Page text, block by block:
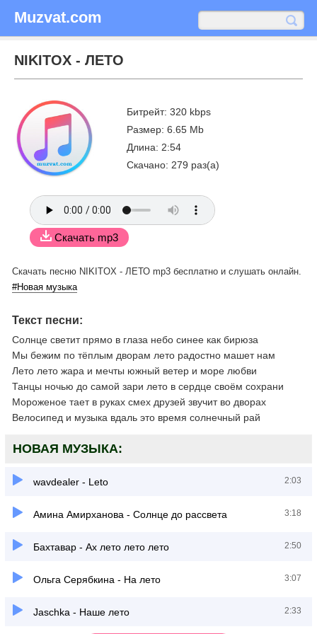
Muzvat.com
NIKITOX - ЛЕТО
Битрейт: 320 kbps
Размер: 6.65 Mb
Длина: 2:54
Скачано: 279 раз(а)
Скачать mp3
Скачать песню NIKITOX - ЛЕТО mp3 бесплатно и слушать онлайн.
#Новая музыка
Текст песни:
Солнце светит прямо в глаза небо синее как бирюза
Мы бежим по тёплым дворам лето радостно машет нам
Лето лето жара и мечты южный ветер и море любви
Танцы ночью до самой зари лето в сердце своём сохрани
Мороженое тает в руках смех друзей звучит во дворах
Велосипед и музыка вдаль это время солнечный рай
НОВАЯ МУЗЫКА:
wavdealer - Leto 2:03
Амина Амирханова - Солнце до рассвета 3:18
Бахтавар - Ах лето лето лето 2:50
Ольга Серябкина - На лето 3:07
Jaschka - Наше лето 2:33